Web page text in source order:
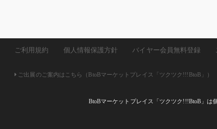
ご利用規約 個人情報保護方針 バイヤー会員無料登録
ご出展のご案内はこちら（BtoBマーケットプレイス「ツクツク!!!BtoB」）
BtoBマーケットプレイス「ツクツク!!!BtoB」は